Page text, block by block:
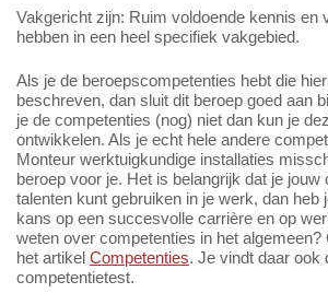
Vakgericht zijn: Ruim voldoende kennis en
hebben in een heel specifiek vakgebied.
Als je de beroepscompetenties hebt die
beschreven, dan sluit dit beroep goed aan
je de competenties (nog) niet dan kun je
ontwikkelen. Als je echt hele andere
Monteur werktuigkundige installaties
beroep voor je. Het is belangrijk dat je jouw
talenten kunt gebruiken in je werk, dan heb
kans op een succesvolle carrière en op
weten over competenties in het algemeen?
het artikel Competenties. Je vindt daar ook
competentietest.